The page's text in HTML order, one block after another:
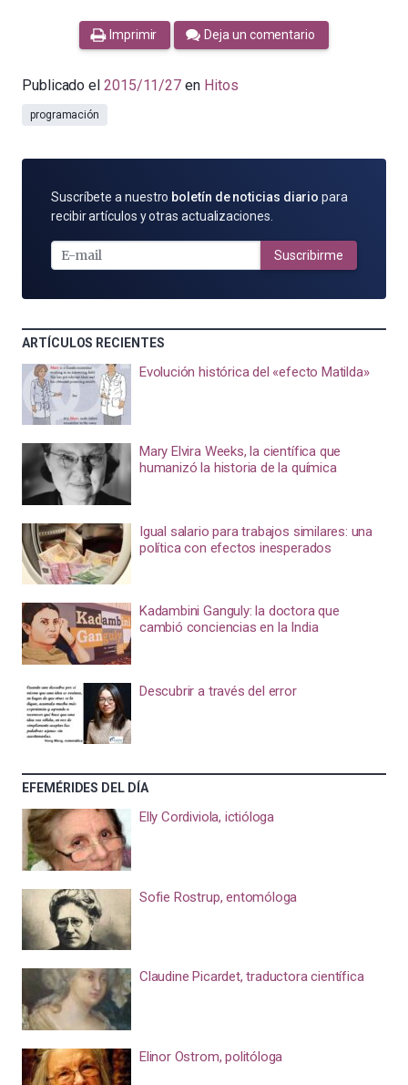
Imprimir Deja un comentario
Publicado el 2015/11/27 en Hitos
programación
SUSCRÍBETE
POR
MAIL
Suscríbete a nuestro boletín de noticias diario para
recibir artículos y otras actualizaciones.
Suscribirme
ARTÍCULOS RECIENTES
Evolución histórica del «efecto Matilda»
Mary Elvira Weeks, la científica que
humanizó la historia de la química
Igual salario para trabajos similares: una
política con efectos inesperados
Kadambini Ganguly: la doctora que
cambió conciencias en la India
Descubrir a través del error
EFEMÉRIDES DEL DÍA
Elly Cordiviola, ictióloga
Sofie Rostrup, entomóloga
Claudine Picardet, traductora científica
Elinor Ostrom, politóloga